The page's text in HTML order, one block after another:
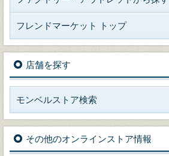
フレンドマーケット トップ
店舗を探す
モンベルストア検索
その他のオンラインストア情報